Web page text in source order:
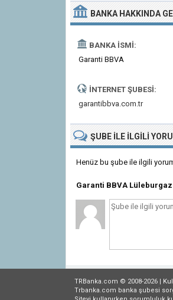
BANKA HAKKINDA
BANKA İSMI:
Garanti BBVA
İNTERNET ŞUBESI:
garantibbva.com.tr
ŞUBE ILE İLGILI
Henüz bu şube ile ilgili
Garanti BBVA
TRBanka.com © 2008-2026 |
Trbanka.com banka şubesi